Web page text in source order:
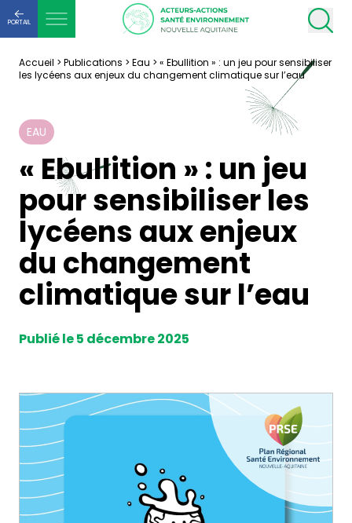
PORTAIL
Accueil > Publications > Eau > « Ebullition » : un jeu pour sensibiliser
les lycéens aux enjeux du changement climatique sur l’eau
EAU
« Ebullition » : un jeu
pour sensibiliser les
lycéens aux enjeux
du changement
climatique sur l’eau
Publié le 5 décembre 2025